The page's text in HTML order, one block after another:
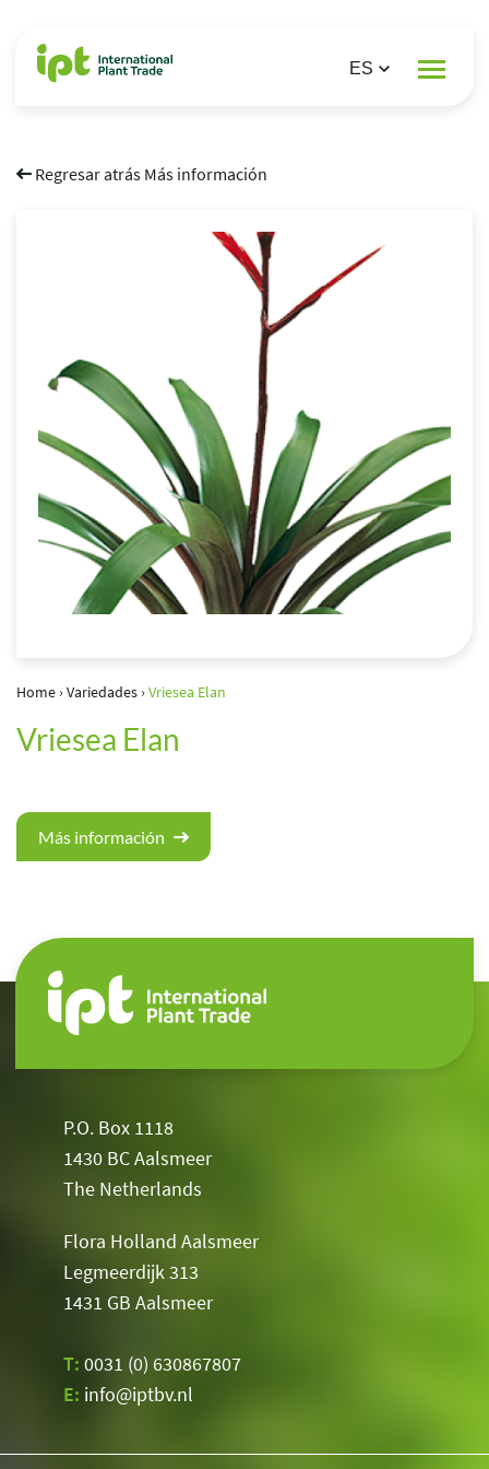
Regresar atrás Más información
Home›Variedades›Vriesea Elan
Vriesea Elan
Más información
P.O. Box 1118
1430 BC Aalsmeer
The Netherlands
Flora Holland Aalsmeer
Legmeerdijk 313
1431 GB Aalsmeer
T: 0031 (0) 630867807
E: info@iptbv.nl